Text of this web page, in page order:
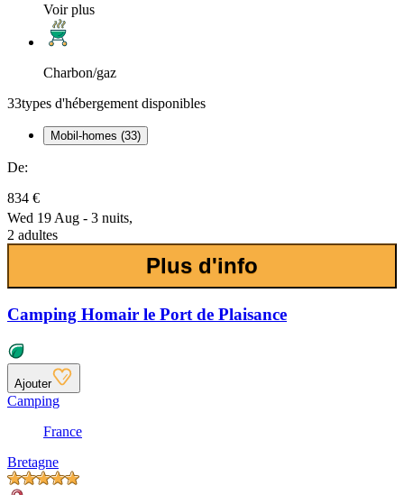
Voir plus
Charbon/gaz
33types d'hébergement disponibles
Mobil-homes (33)
De:
834 €
Wed 19 Aug - 3 nuits,
2 adultes
Plus d'info
Camping Homair le Port de Plaisance
Ajouter
Camping
France
Bretagne